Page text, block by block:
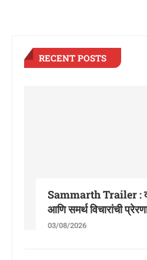
RECENT POSTS
Sammarth Trailer :
आणि समर्थ विचारांची
03/08/2026